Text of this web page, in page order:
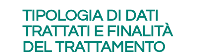
TIPOLOGIA DI DATI
TRATTATI E FINALITÀ
DEL TRATTAMENTO